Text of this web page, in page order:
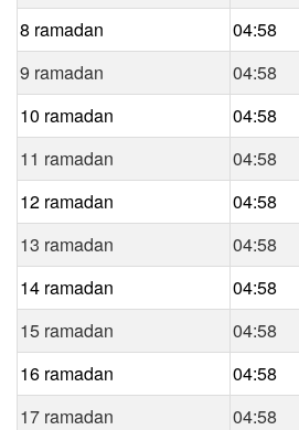
8 ramadan
04:58
9 ramadan
04:58
10 ramadan
04:58
11 ramadan
04:58
12 ramadan
04:58
13 ramadan
04:58
14 ramadan
04:58
15 ramadan
04:58
16 ramadan
04:58
17 ramadan
04:58